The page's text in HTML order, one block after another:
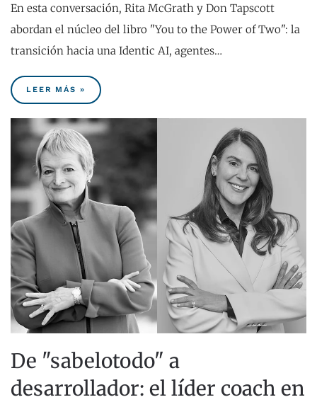
En esta conversación, Rita McGrath y Don Tapscott
abordan el núcleo del libro "You to the Power of Two": la
transición hacia una Identic AI, agentes…
LEER MÁS »
De "sabelotodo" a
desarrollador: el líder coach en